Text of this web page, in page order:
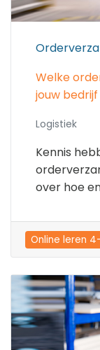
Welke
jouw
Logistiek
Kennis
over hoe
Online leren